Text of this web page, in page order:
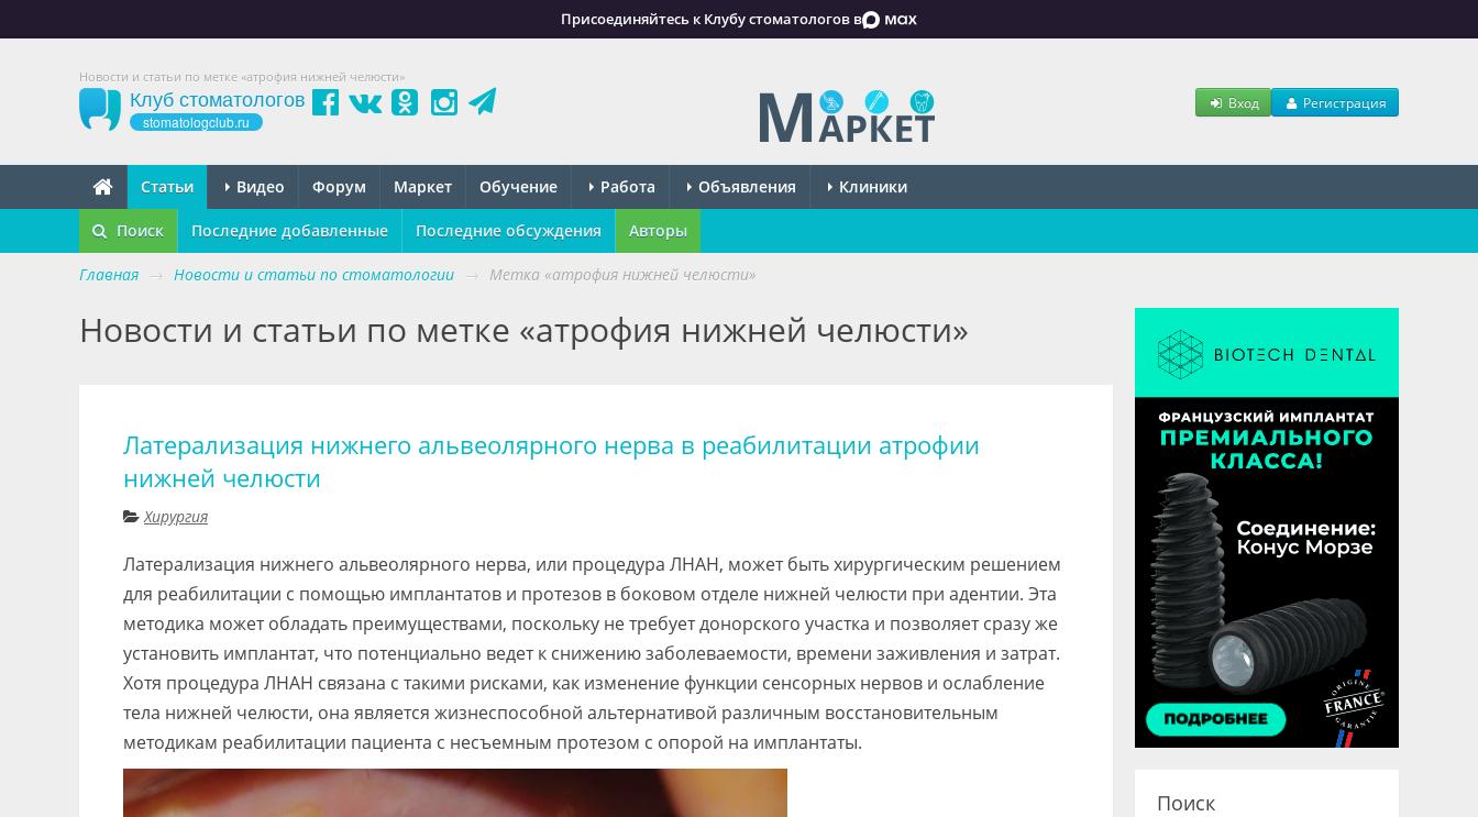
Присоединяйтесь к Клубу стоматологов в
Новости и статьи по метке «атрофия нижней челюсти»
Клуб стоматологов
stomatologclub.ru
Вход Регистрация
Статьи Видео Форум Маркет Обучение Работа Объявления Клиники
Поиск Последние добавленные Последние обсуждения Авторы
Главная → Новости и статьи по стоматологии → Метка «атрофия нижней челюсти»
Новости и статьи по метке «атрофия нижней челюсти»
Латерализация нижнего альвеолярного нерва в реабилитации атрофии
нижней челюсти
Хирургия
Латерализация нижнего альвеолярного нерва, или процедура ЛНАН, может быть хирургическим решением
для реабилитации с помощью имплантатов и протезов в боковом отделе нижней челюсти при адентии. Эта
методика может обладать преимуществами, поскольку не требует донорского участка и позволяет сразу же
установить имплантат, что потенциально ведет к снижению заболеваемости, времени заживления и затрат.
Хотя процедура ЛНАН связана с такими рисками, как изменение функции сенсорных нервов и ослабление
тела нижней челюсти, она является жизнеспособной альтернативой различным восстановительным
методикам реабилитации пациента с несъемным протезом с опорой на имплантаты.
Поиск